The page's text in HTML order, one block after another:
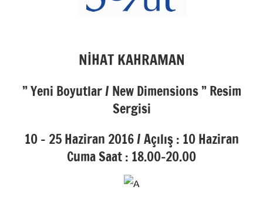
NİHAT KAHRAMAN
” Yeni Boyutlar / New Dimensions ” Resim
Sergisi
10 – 25 Haziran 2016 / Açılış : 10 Haziran
Cuma Saat : 18.00-20.00